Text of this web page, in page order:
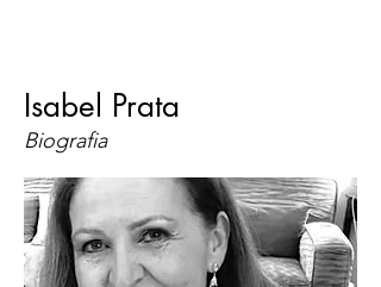
Isabel Prata
Biografia